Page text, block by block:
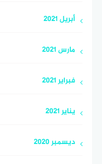
أبريل 2021
مارس 2021
فبراير 2021
يناير 2021
ديسمبر 2020